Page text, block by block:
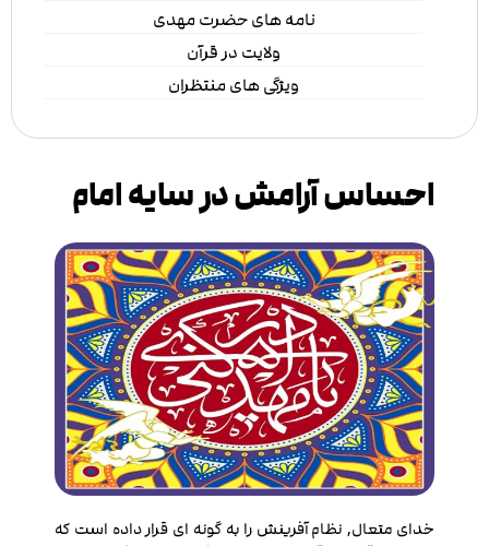
نامه های حضرت مهدی
ولایت در قرآن
ویژگی های منتظران
احساس آرامش در سایه امام
خدای متعال, نظام آفرینش را به گونه ای قرار داده است که